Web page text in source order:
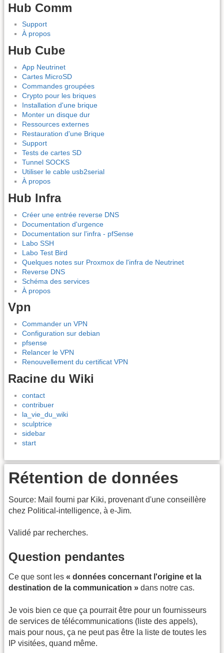
Hub Comm
Support
À propos
Hub Cube
App Neutrinet
Cartes MicroSD
Commandes groupées
Crypto pour les briques
Installation d'une brique
Monter un disque dur
Ressources externes
Restauration d'une Brique
Support
Tests de cartes SD
Tunnel SOCKS
Utiliser le cable usb2serial
À propos
Hub Infra
Créer une entrée reverse DNS
Documentation d'urgence
Documentation sur l'infra - pfSense
Labo SSH
Labo Test Bird
Quelques notes sur Proxmox de l'infra de Neutrinet
Reverse DNS
Schéma des services
À propos
Vpn
Commander un VPN
Configuration sur debian
pfsense
Relancer le VPN
Renouvellement du certificat VPN
Racine du Wiki
contact
contribuer
la_vie_du_wiki
sculptrice
sidebar
start
Rétention de données
Source: Mail fourni par Kiki, provenant d'une conseillère
chez Political-intelligence, à e-Jim.
Validé par recherches.
Question pendantes
Ce que sont les « données concernant l'origine et la
destination de la communication » dans notre cas.
Je vois bien ce que ça pourrait être pour un fournisseurs
de services de télécommunications (liste des appels),
mais pour nous, ça ne peut pas être la liste de toutes les
IP visitées, quand même.